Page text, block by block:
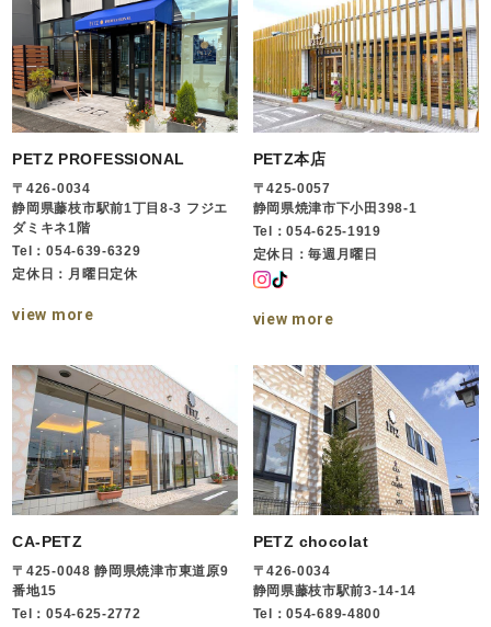
PETZ PROFESSIONAL
〒426-0034
静岡県藤枝市駅前1丁目8-3 フジエ
ダミキネ1階
Tel：054-639-6329
定休日：月曜日定休
view more
PETZ本店
〒425-0057
静岡県焼津市下小田398-1
Tel：054-625-1919
定休日：毎週月曜日
view more
CA-PETZ
〒425-0048 静岡県焼津市東道原9
番地15
Tel：054-625-2772
PETZ chocolat
〒426-0034
静岡県藤枝市駅前3-14-14
Tel：054-689-4800